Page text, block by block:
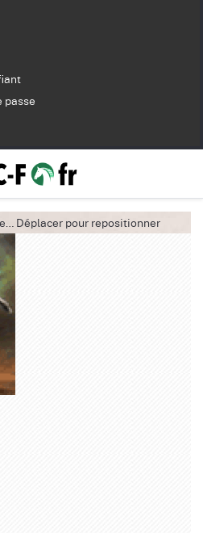
passe
Déplacer pour repositionner